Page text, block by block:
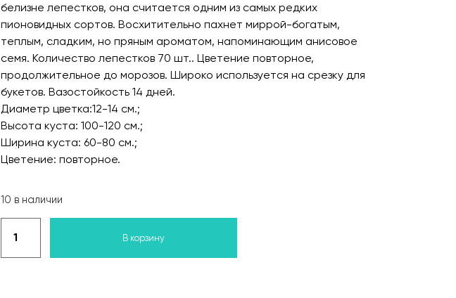
белизне лепестков, она считается одним из самых редких
пионовидных сортов. Восхитительно пахнет миррой-богатым,
теплым, сладким, но пряным ароматом, напоминающим анисовое
семя. Количество лепестков 70 шт.. Цветение повторное,
продолжительное до морозов. Широко используется на срезку для
букетов. Вазостойкость 14 дней.
Диаметр цветка:12-14 см.;
Высота куста: 100-120 см.;
Ширина куста: 60-80 см.;
Цветение: повторное.
10 в наличии
В корзину